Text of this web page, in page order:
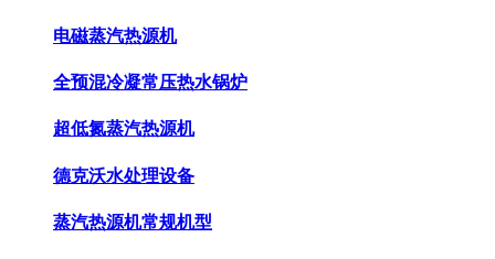
电磁蒸汽热源机
全预混冷凝常压热水锅炉
超低氮蒸汽热源机
德克沃水处理设备
蒸汽热源机常规机型